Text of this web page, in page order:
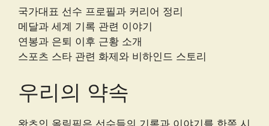
국가대표 선수 프로필과 커리어 정리
메달과 세계 기록 관련 이야기
연봉과 은퇴 이후 근황 소개
스포츠 스타 관련 화제와 비하인드 스토리
우리의 약속